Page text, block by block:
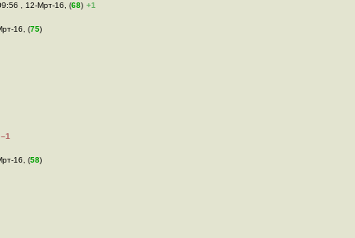
, 12-Мрт-16, (68) +1
16, (75)
–1
16, (58)